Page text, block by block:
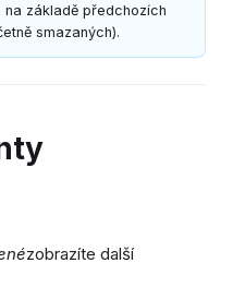
základě předchozích
smazaných).
zobrazíte další